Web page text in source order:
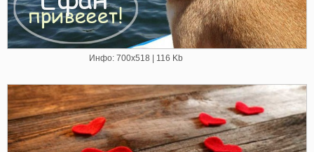
Инфо: 700х518 | 116 Kb